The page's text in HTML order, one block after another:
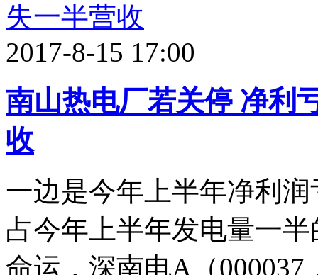
2017-8-15 17:00
南山热电厂若关停 净利
收
一边是今年上半年净利
占今年上半年发电量一
命运，深南电A（